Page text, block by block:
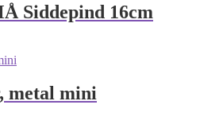
Siddepind 16cm
metal mini